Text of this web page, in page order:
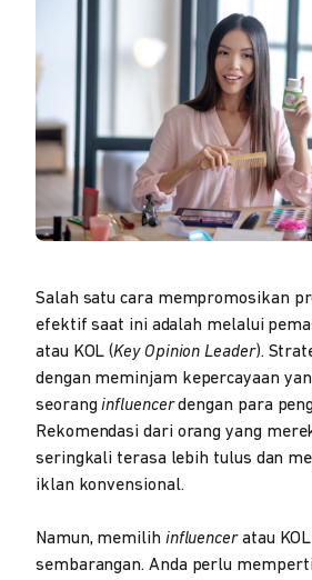
Salah satu cara mempromosikan
efektif saat ini adalah melalui
atau KOL (Key Opinion Leader).
dengan meminjam kepercayaan
seoranginfluencerdengan para
Rekomendasi dari orang yang
seringkali terasa lebih tulus dan
iklan konvensional.
Namun, memilih influenceratau
sembarangan. Anda perlu